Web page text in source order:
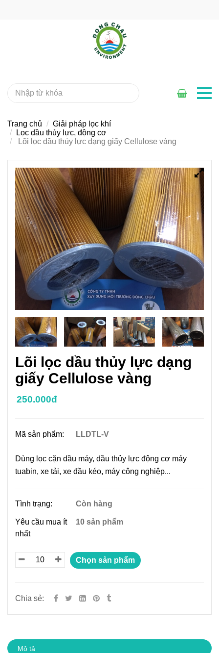
Lõi lọc dầu thủy lực dạng
giấy Cellulose vàng
250.000đ
Mã sản phẩm: LLDTL-V
Dùng lọc cặn dầu máy, dầu thủy lực động cơ máy
tuabin, xe tải, xe đầu kéo, máy công nghiệp...
Tình trạng: Còn hàng
Yêu cầu mua ít
nhất
10 sản phẩm
Chọn sản phẩm
Chia sẻ:
Mô tả
Trang chủ
Giải pháp lọc khí
Lọc dầu thủy lực, động cơ
Lõi lọc dầu thủy lực dạng giấy Cellulose vàng